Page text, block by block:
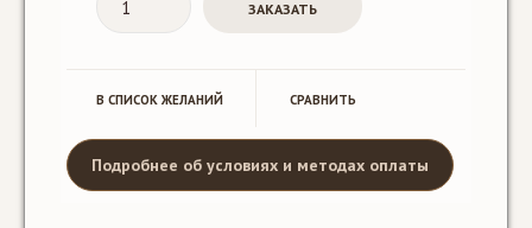
В СПИСОК ЖЕЛАНИЙ CРАВНИТЬ
Подробнее об условиях и методах оплаты